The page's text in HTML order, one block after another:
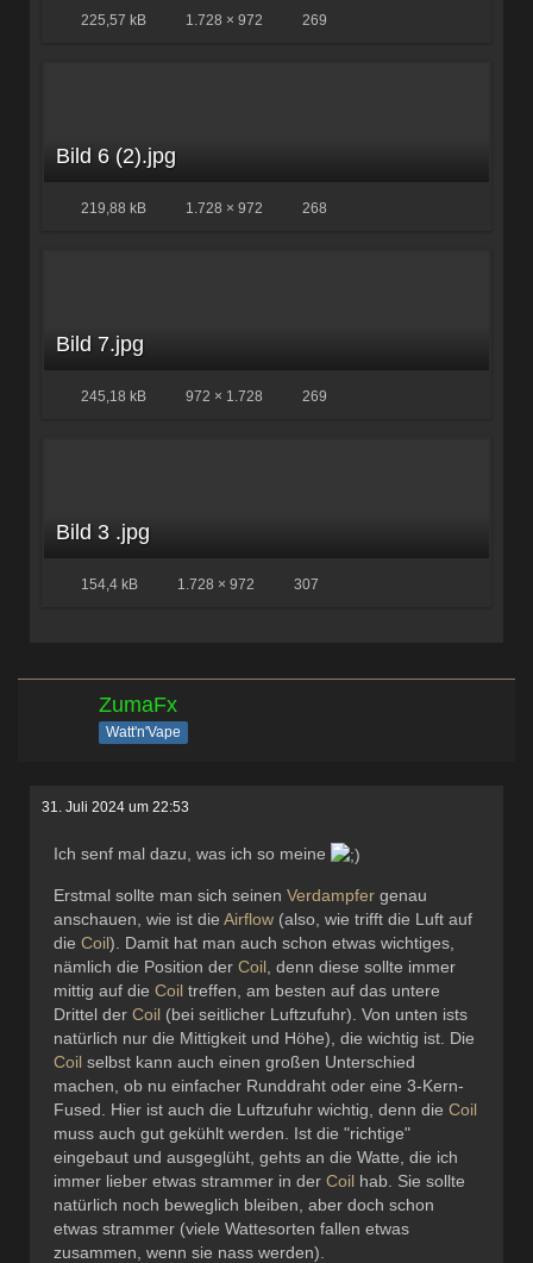
225,57 kB 1.728 × 972 269
Bild 6 (2).jpg
219,88 kB 1.728 × 972 268
Bild 7.jpg
245,18 kB 972 × 1.728 269
Bild 3 .jpg
154,4 kB 1.728 × 972 307
ZumaFx
Watt'n'Vape
31. Juli 2024 um 22:53
Ich senf mal dazu, was ich so meine
Erstmal sollte man sich seinen Verdampfer genau
anschauen, wie ist die Airflow (also, wie trifft die Luft auf
die Coil). Damit hat man auch schon etwas wichtiges,
nämlich die Position der Coil, denn diese sollte immer
mittig auf die Coil treffen, am besten auf das untere
Drittel der Coil (bei seitlicher Luftzufuhr). Von unten ists
natürlich nur die Mittigkeit und Höhe), die wichtig ist. Die
Coil selbst kann auch einen großen Unterschied
machen, ob nu einfacher Runddraht oder eine 3-Kern-
Fused. Hier ist auch die Luftzufuhr wichtig, denn die Coil
muss auch gut gekühlt werden. Ist die "richtige"
eingebaut und ausgeglüht, gehts an die Watte, die ich
immer lieber etwas strammer in der Coil hab. Sie sollte
natürlich noch beweglich bleiben, aber doch schon
etwas strammer (viele Wattesorten fallen etwas
zusammen, wenn sie nass werden).